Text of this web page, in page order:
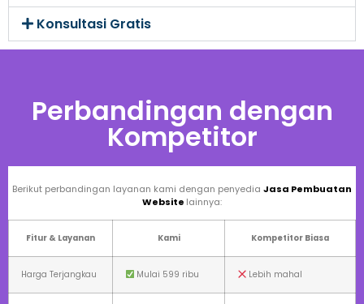
Konsultasi Gratis
Perbandingan dengan
Kompetitor
Berikut perbandingan layanan kami dengan penyedia Jasa Pembuatan
Website lainnya:
Fitur & Layanan Kami Kompetitor Biasa
Harga Terjangkau Mulai 599 ribu Lebih mahal